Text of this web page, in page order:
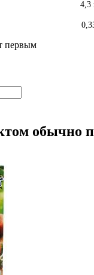
4,3
первым
обычно